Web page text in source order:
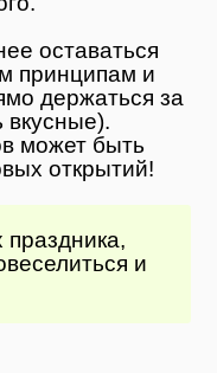
оставаться
принципам и
держаться за
вкусные).
может быть
открытий!
праздника,
и